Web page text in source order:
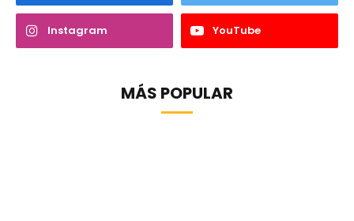
Instagram YouTube
MÁS POPULAR